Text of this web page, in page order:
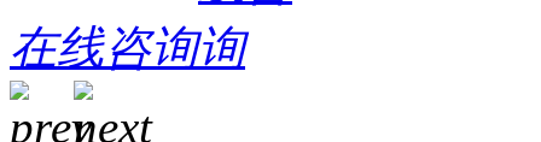
在线咨询